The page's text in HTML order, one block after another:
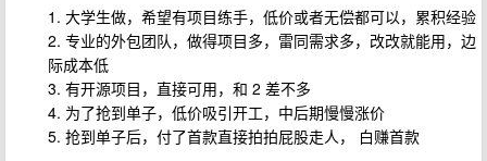
1. 大学生做，希望有项目练手，低价或者无偿都可以，累积经验
2. 专业的外包团队，做得项目多，雷同需求多，改改就能用，边
际成本低
3. 有开源项目，直接可用，和 2 差不多
4. 为了抢到单子，低价吸引开工，中后期慢慢涨价
5. 抢到单子后，付了首款直接拍拍屁股走人， 白赚首款